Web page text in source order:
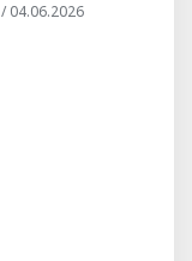
04.06.2026